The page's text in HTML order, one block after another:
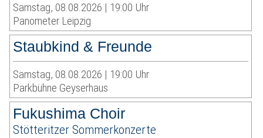
Samstag, 08.08.2026 | 19:00 Uhr
Panometer Leipzig
Staubkind & Freunde
Samstag, 08.08.2026 | 19:00 Uhr
Parkbühne Geyserhaus
Fukushima Choir
Stötteritzer Sommerkonzerte